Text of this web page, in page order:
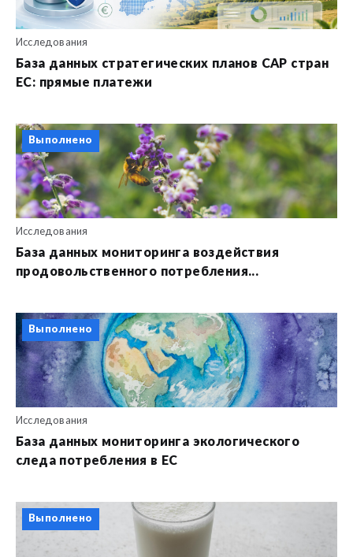
Исследования
База данных стратегических планов CAP стран
ЕС: прямые платежи
Выполнено
Исследования
База данных мониторинга воздействия
продовольственного потребления...
Выполнено
Исследования
База данных мониторинга экологического
следа потребления в ЕС
Выполнено